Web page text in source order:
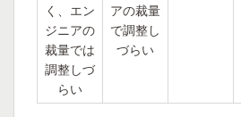
く、エン
ジニアの
裁量では
調整しづ
らい
アの裁量
で調整し
づらい